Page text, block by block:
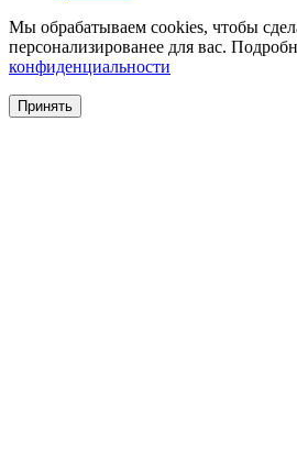
Мы обрабатываем cookies, чтобы
персонализированее для вас.
конфиденциальности
Принять